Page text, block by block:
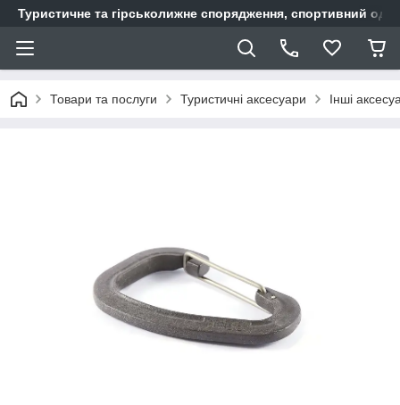
Туристичне та гірськолижне спорядження, спортивний
Товари та послуги Туристичні аксесуари Інші